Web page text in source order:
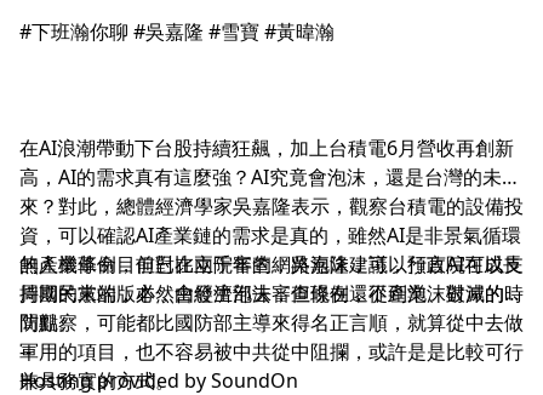
#下班瀚你聊 #吳嘉隆 #雪寶 #黃暐瀚
在AI浪潮帶動下台股持續狂飆，加上台積電6月營收再創新
高，AI的需求真有這麼強？AI究竟會泡沫，還是台灣的未
來？對此，總體經濟學家吳嘉隆表示，觀察台積電的設備投
資，可以確認AI產業鏈的需求是真的，雖然AI是非景氣循環
的產業革命，但對比兩千年的網路泡沫，可以預言AI在成長
周期的末端，必然會發生泡沫，但現在還不到泡沫破滅的時
間點。
無人機條例目前已在立院審查，吳嘉隆建議，行政院可以支
持國民黨的版本，由經濟部去審查條例，從產業、對岸的提
防觀察，可能都比國防部主導來得名正言順，就算從中去做
軍用的項目，也不容易被中共從中阻攔，或許是是比較可行
兼具務實的方式。
--
Hosting provided bySoundOn